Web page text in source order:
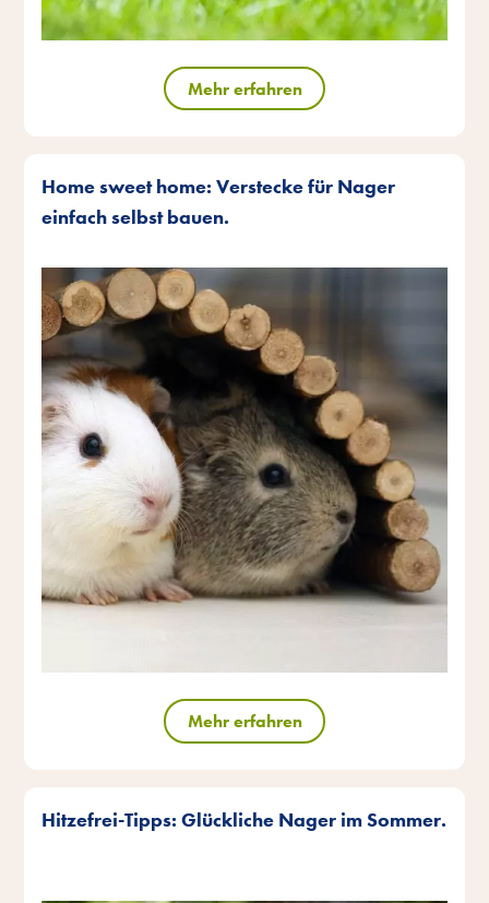
Mehr erfahren
Home sweet home: Verstecke für Nager
einfach selbst bauen.
Mehr erfahren
Hitzefrei-Tipps: Glückliche Nager im Sommer.